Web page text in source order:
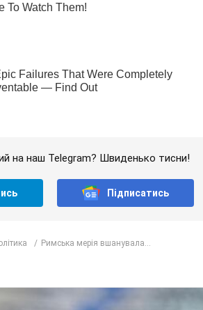
на наш Telegram? Швиденько тисни!
Підписатись
Римська мерія вшанувала...